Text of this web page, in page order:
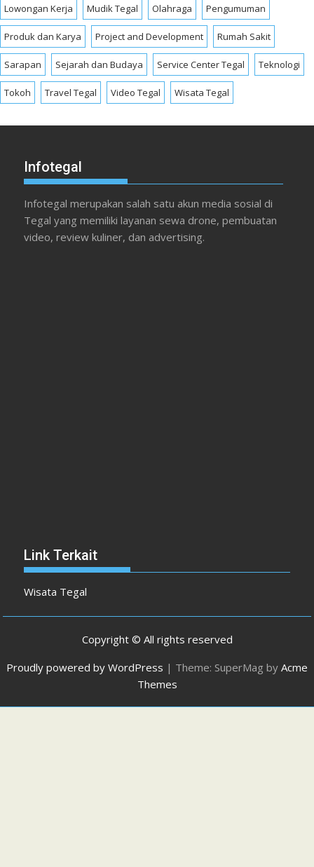
Lowongan Kerja Mudik Tegal Olahraga Pengumuman
Produk dan Karya Project and Development Rumah Sakit
Sarapan Sejarah dan Budaya Service Center Tegal Teknologi
Tokoh Travel Tegal Video Tegal Wisata Tegal
Infotegal
Infotegal merupakan salah satu akun media sosial di
Tegal yang memiliki layanan sewa drone, pembuatan
video, review kuliner, dan advertising.
Link Terkait
Wisata Tegal
Copyright © All rights reserved
Proudly powered by WordPress | Theme: SuperMag by Acme
Themes